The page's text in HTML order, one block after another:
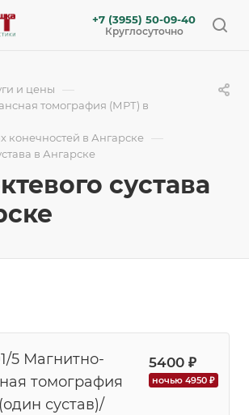
+7 (3955) 50-09-40
Круглосуточно
и цены —
томография (МРТ) в
конечностей в Ангарске —
в Ангарске
сустава
5 Магнитно-
томография
сустав)/
5400 ₽
ночью 4950 ₽